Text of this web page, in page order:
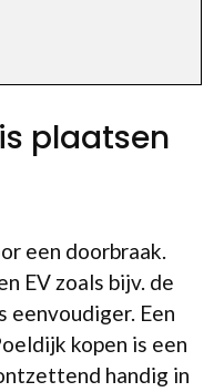
plaatsen
een doorbraak.
EV zoals bijv. de
eenvoudiger. Een
kopen is een
handig in